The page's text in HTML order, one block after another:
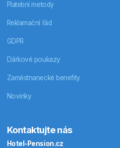
Platební metody
Reklamační řád
GDPR
Dárkové poukazy
Zaměstnanecké benefity
Novinky
Kontaktujte nás
Hotel-Pension.cz